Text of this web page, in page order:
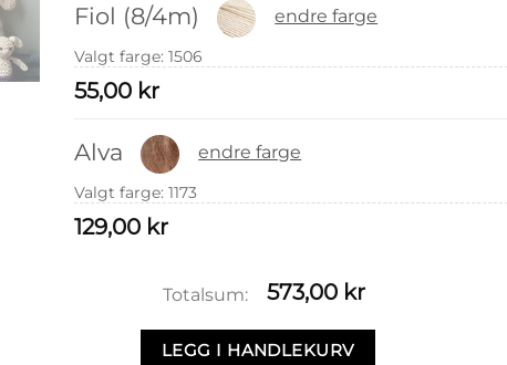
Fiol (8/4m) endre farge
Valgt farge: 1506
55,00 kr
Alva endre farge
Valgt farge: 1173
129,00 kr
Totalsum: 573,00 kr
LEGG I HANDLEKURV